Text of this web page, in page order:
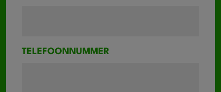
TELEFOONNUMMER